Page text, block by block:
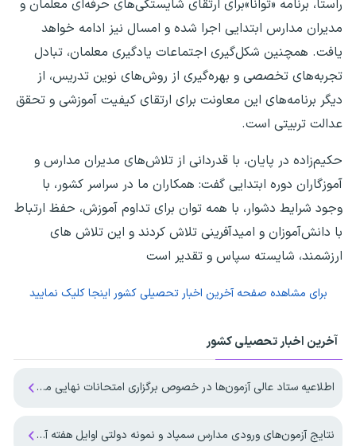
راستا، برنامه «توانا»برای ارتقای شایستگی‌های حرفه‌ای معلمان و
مدیران مدارس ابتدایی اجرا شده و امسال نیز ادامه خواهد
یافت. همچنین شکل‌گیری اجتماعات یادگیری معلمان، تبادل
تجربه‌های تخصصی و بهره‌گیری از روش‌های نوین تدریس، از
دیگر برنامه‌های این معاونت برای ارتقای کیفیت آموزشی و تحقق
عدالت تربیتی است.
حکیم‌زاده در پایان، با قدردانی از تلاش‌های مدیران مدارس و
آموزگاران دوره ابتدایی گفت: همکاران ما در سراسر کشور، با
وجود شرایط دشوار، با همه توان برای تداوم آموزش، حفظ ارتباط
با دانش‌آموزان و امیدآفرینی تلاش کردند و این تلاش های
ارزشمند، شایسته سپاس و تقدیر است
برای مشاهده صفحه آخرین اخبار تحصیلی کشور اینجا کلیک نمایید
آخرین اخبار تحصیلی کشور
اطلاعیه ستاد عالی آزمون‌ها در خصوص برگزاری امتحانات نهایی معوق در چهار استان جنوبی کشور
نتایج آزمون‌های ورودی مدارس سمپاد و نمونه دولتی اوایل هفته آینده منتشر می‌شود